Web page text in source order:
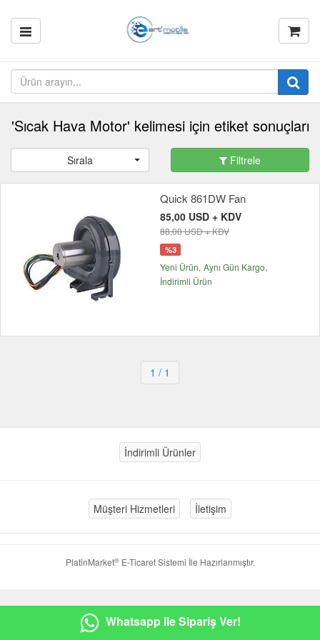
'Sıcak Hava Motor' kelimesi için etiket sonuçları
Sırala Filtrele
Quick 861DW Fan
85,00 USD + KDV
88,00 USD + KDV
%3
Yeni Ürün Aynı Gün Kargo
İndirimli Ürün
1 / 1
İndirimli Ürünler
Müşteri Hizmetleri İletişim
PlatinMarket®E-Ticaret Sistemi İle Hazırlanmıştır.
Whatsapp ile Sipariş Ver!